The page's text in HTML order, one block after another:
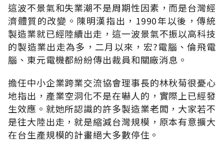
這波不景氣和失業潮不是周期性因素，而是台灣經
濟體質的改變。陳明漢指出，1990年以後，傳統
製造業就已經陸續出走，這一波景氣不振以高科技
的製造業出走為多，二月以來，宏?電腦、倫飛電
腦、東元電機都紛紛傳出裁員和關廠消息。
擔任中小企業跨業交流協會理事長的林秋菊很憂心
地指出，產業空洞化不是在嚇人的，實際上已經發
生效應。就她所認識的許多製造業老闆，大家若不
是往大陸出走，就是縮減台灣規模，原本有意擴大
在台生產規模的計畫絕大多數停住。